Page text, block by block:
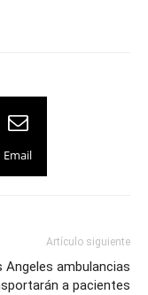
Email
Artículo siguiente
Angeles ambulancias
a pacientes